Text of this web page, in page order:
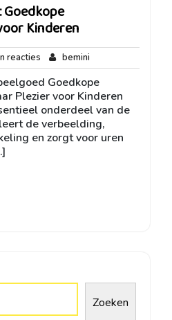
Goedkope
Kinderen
reacties Geen
reacties
bemini
Goedkope
Plezier voor Kinderen
onderdeel van de
de verbeelding,
en zorgt voor uren
Zoeken